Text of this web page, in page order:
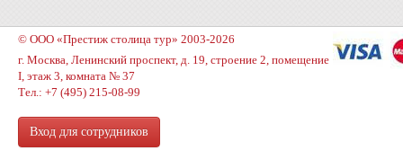
© ООО «Престиж столица тур» 2003-2026
г. Москва, Ленинский проспект, д. 19, строение 2, помещение
I, этаж 3, комната № 37
Тел.: +7 (495) 215-08-99
Вход для сотрудников